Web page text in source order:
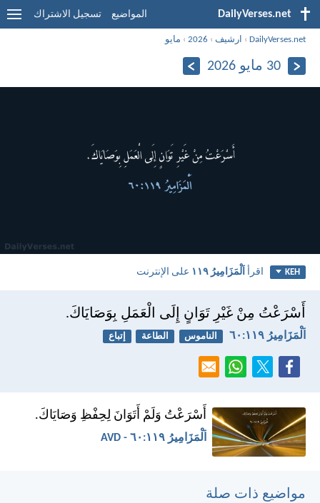
DailyVerses.net المواضيع تسجيل الاشتراك
DailyVerses.net
› ارشيف ›
2026
› مايو
30 مايو 2026
KEH اقرأ اَلْمَزَامِيرُ ١١٩ على الإنترنت
أَسْرَعْتُ مِنْ غَيْرِ تَوَانٍ إِلَى الْعَمَلِ بِوَصَايَاكَ.
اَلْمَزَامِيرُ ١١٩:‏٦٠ الناموس الطاعة إتباع
أَسْرَعْتُ وَلَمْ أَتَوَانَ لِحِفْظِ وَصَايَاكَ.
اَلْمَزَامِيرُ ١١٩:‏٦٠ - AVD
مواضيع ذات صلة